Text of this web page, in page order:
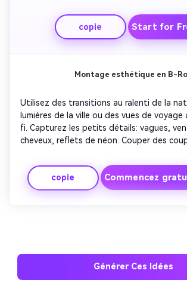
scènes d'utilisation. Terminez par un
encourageant les téléspectateurs à
copie Start for
Montage esthétique en B-
Utilisez des transitions au ralenti de la
lumières de la ville ou des vues de voyage
fi. Capturez les petits détails: vagues,
cheveux, reflets de néon. Couper des
larges et macro pour un contraste
avec un outro relaxant montrant un logo
fade.
copie Commencez
Générer Ces Idées